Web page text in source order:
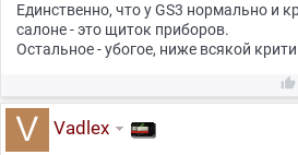
Единственно, что у GS3 нормально и
салоне - это щиток приборов.
Остальное - убогое, ниже всякой

Vadlex